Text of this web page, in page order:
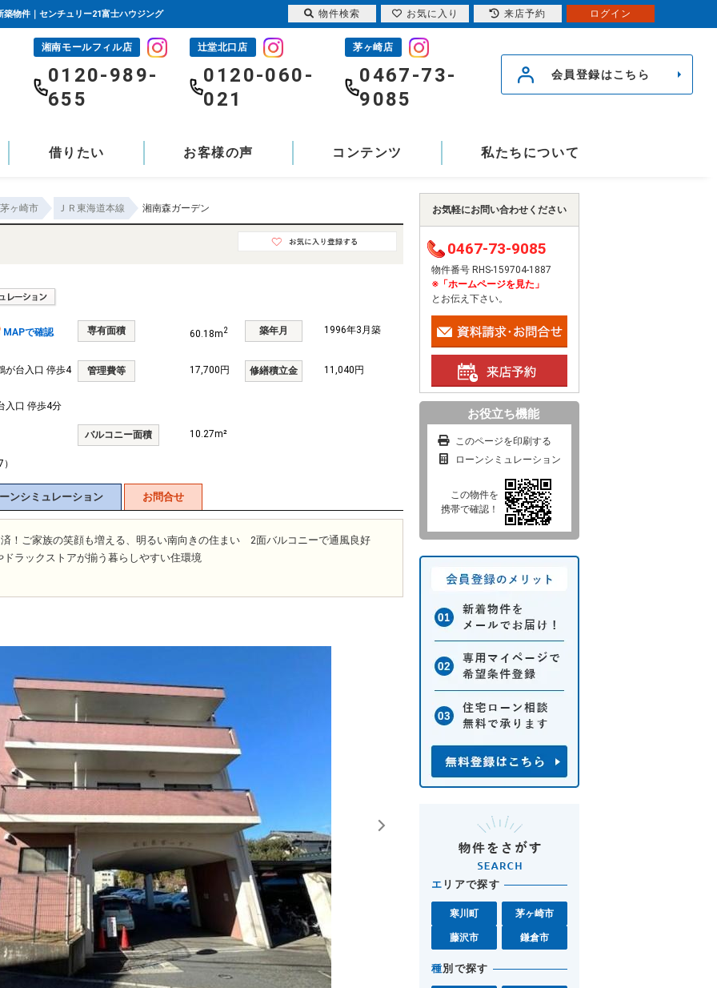
物件｜センチュリー21富士ハウジング
湘南モールフィル店
0120-989-
655
辻堂北口店
0120-060-
021
茅ヶ崎店
0467-73-
9085
会員登録はこちら
借りたい お客様の声 コンテンツ 私たちについて
茅ヶ崎市 ＪＲ東海道本線 湘南森ガーデン
MAPで確認 専有面積 60.18m2 築年月 1996年3月築
が台入口 停歩4
入口 停歩4分
管理費等 17,700円 修繕積立金 11,040円
バルコニー面積 10.27m²
ンシミュレーション お問合せ
！ご家族の笑顔も増える、明るい南向きの住まい 2面バルコニーで通風良好
ラックストアが揃う暮らしやすい住環境
お気軽にお問い合わせください
0467-73-9085
物件番号 RHS-159704-1887
※「ホームページを見た」
とお伝え下さい。
お役立ち機能
このページを印刷する
ローンシミュレーション
この物件を
携帯で確認！
エ リアで探す
寒川町 茅ヶ崎市
藤沢市 鎌倉市
種別で探す
物件検索 お気に入り 来店予約 ログイン